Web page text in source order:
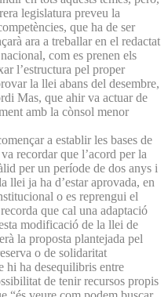
legislatura preveu la
que ha de ser
ara a treballar en el redactat
com es prenen els
l’estructura pel proper
la llei abans del desembre,
Mas, que ahir va actuar de
amb la cònsol menor
a establir les bases de
recordar que l’acord per la
per un període de dos anys i
llei ja ha d’estar aprovada, en
o es reprengui el
que cal una adaptació
modificació de la llei de
la proposta plantejada pel
o de solidaritat
hi ha desequilibris entre
de tenir recursos propis